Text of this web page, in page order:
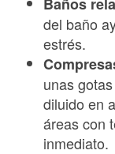
del baño
estrés.
unas
diluido en
áreas con
inmediato.